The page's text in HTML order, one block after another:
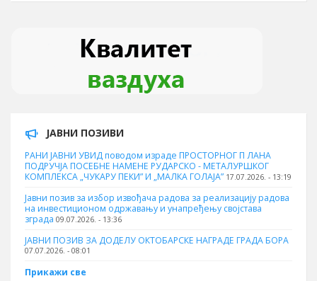
ЈАВНИ ПОЗИВИ
РАНИ ЈАВНИ УВИД поводом израде ПРОСТОРНОГ П ЛАНА
ПОДРУЧЈА ПОСЕБНЕ НАМЕНЕ РУДАРСКО - МЕТАЛУРШКОГ
КОМПЛЕКСА „ЧУКАРУ ПЕКИ” И „МАЛКА ГОЛАЈА” 17.07.2026. - 13:19
Јавни позив за избор извођача радова за реализацију радова
на инвестиционом одржавању и унапређењу својстава
зграда 09.07.2026. - 13:36
ЈАВНИ ПОЗИВ ЗА ДОДЕЛУ ОКТOБАРСКЕ НАГРАДЕ ГРАДА БОРА
07.07.2026. - 08:01
Прикажи све